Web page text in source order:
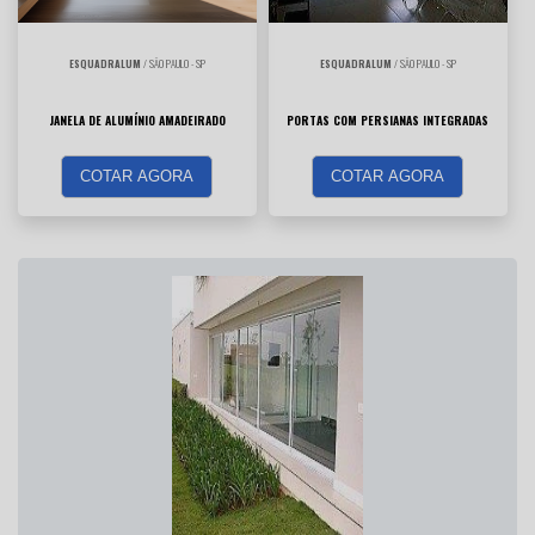
ESQUADRALUM / SÃO PAULO - SP
JANELA DE ALUMÍNIO AMADEIRADO
COTAR AGORA
ESQUADRALUM / SÃO PAULO - SP
PORTAS COM PERSIANAS INTEGRADAS
COTAR AGORA